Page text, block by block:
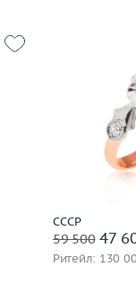
СССР
59 50047
Ритейл: 130
Материал